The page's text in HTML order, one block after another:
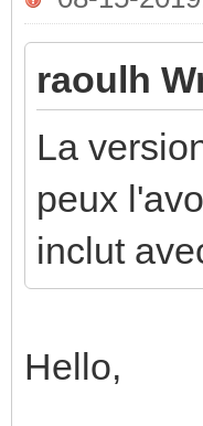
raoulh
La
peux
inclut
Hello,